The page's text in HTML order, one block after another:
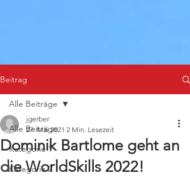
Beitrag
Alle Beiträge
Kategorie 1
Kategorie 2
Alle Beiträge
Dominik Bartlome geht an
die WorldSkills 2022!
jgerber
27. Mai 2021 2 Min. Lesezeit